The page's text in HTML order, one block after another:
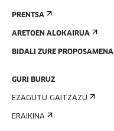
PRENTSA
ARETOEN ALOKAIRUA
BIDALI ZURE PROPOSAMENA
GURI BURUZ
EZAGUTU GAITZAZU
ERAIKINA